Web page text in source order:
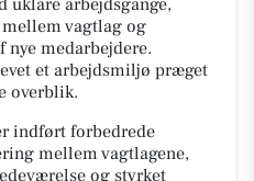
vagtlag og
medarbejdere.
et arbejdsmiljø præget
overblik.
indført forbedrede
mellem vagtlagene,
og styrket